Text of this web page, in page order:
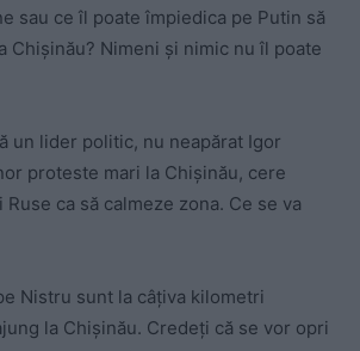
sau ce îl poate împiedica pe Putin să
Chișinău? Nimeni și nimic nu îl poate
un lider politic, nu neapărat Igor
proteste mari la Chișinău, cere
ca să calmeze zona. Ce se va
Nistru sunt la câțiva kilometri
la Chișinău. Credeți că se vor opri